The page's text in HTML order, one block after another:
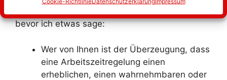
bevor ich etwas sage:
Wer von Ihnen ist der Überzeugung, dass
eine Arbeitszeitregelung einen
erheblichen, einen wahrnehmbaren oder